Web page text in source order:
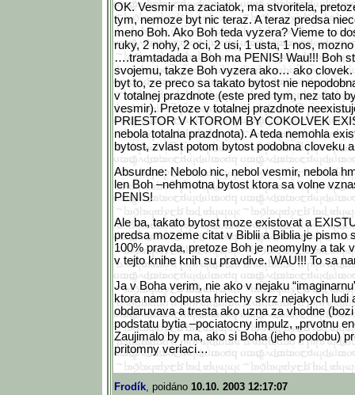
OK. Vesmir ma zaciatok, ma stvoritela,
tym, nemoze byt nic teraz. A teraz predsa
meno Boh. Ako Boh teda vyzera? Vieme to
ruky, 2 nohy, 2 oci, 2 usi, 1 usta, 1 nos,
….tramtadada a Boh ma PENIS! Wau!!! Boh
svojemu, takze Boh vyzera ako… ako
byt to, ze preco sa takato bytost nie
v totalnej prazdnote (este pred tym, nez tato
vesmir). Pretoze v totalnej prazdnote
PRIESTOR V KTOROM BY COKOLVEK
nebola totalna prazdnota). A teda nemohla
bytost, zvlast potom bytost podobna cloveku
Absurdne: Nebolo nic, nebol vesmir, nebola
len Boh –nehmotna bytost ktora sa volne
PENIS!
Ale ba, takato bytost moze existovat a
predsa mozeme citat v Biblii a Biblia je pismo
100% pravda, pretoze Boh je neomylny a tak
v tejto knihe knih su pravdive. WAU!!! To sa
Ja v Boha verim, nie ako v nejaku
ktora nam odpusta hriechy skrz nejakych ludi
obdaruvava a tresta ako uzna za vhodne
podstatu bytia –pociatocny impulz, „prvotnu
Zaujimalo by ma, ako si Boha (jeho podobu)
pritomny veriaci…
Frodík, poidáno 10.10. 2003 12:17:07